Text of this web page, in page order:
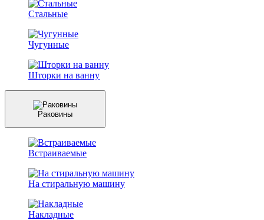
Стальные
Чугунные
Шторки на ванну
Раковины
Встраиваемые
На стиральную машину
Накладные